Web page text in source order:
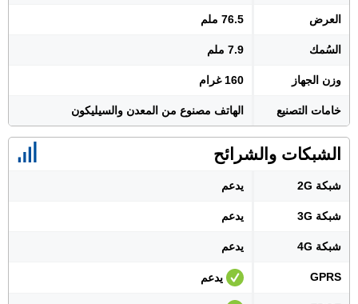
العرض 76.5 ملم
السُمك 7.9 ملم
وزن الجهاز 160 غرام
خامات التصنيع الهاتف مصنوع من المعدن والسيليكون
الشبكات والشرائح
شبكة 2G يدعم
شبكة 3G يدعم
شبكة 4G يدعم
GPRS يدعم